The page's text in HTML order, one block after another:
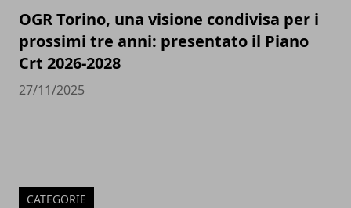
OGR Torino, una visione condivisa per i
prossimi tre anni: presentato il Piano
Crt 2026-2028
27/11/2025
CATEGORIE